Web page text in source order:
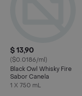
$ 13,90
($0.0186/ml)
Black Owl Whisky Fire
Sabor Canela
1 X 750 mL